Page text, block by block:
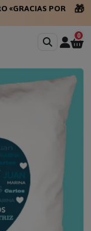
«GRACIAS POR
🎁
0